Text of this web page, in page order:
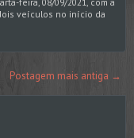
veículos no início da
Postagem mais antiga →